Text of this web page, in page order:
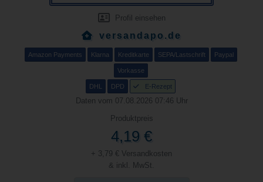
Profil einsehen
versandapo.de
Amazon Payments Klarna Kreditkarte SEPA/Lastschrift Paypal
Vorkasse
DHL DPD E-Rezept
Daten vom 07.08.2026 07:46 Uhr
Produktpreis
4,19 €
+ 3,79 € Versandkosten
& inkl. MwSt.